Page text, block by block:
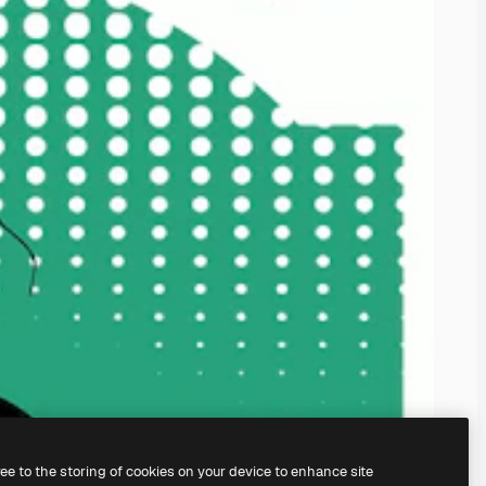
gerador de imagens com IA.
to the storing of cookies on your device to enhance site